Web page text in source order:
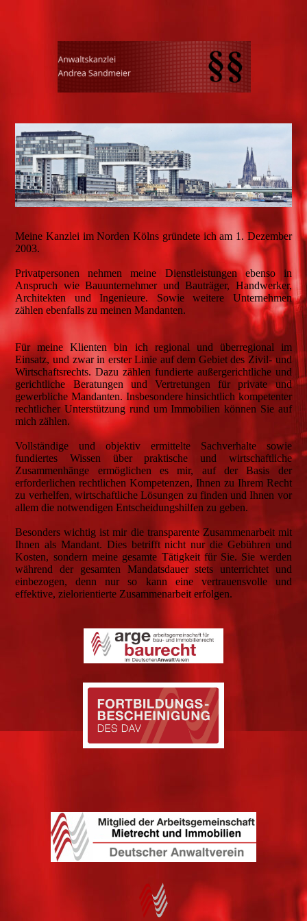
Meine Kanzlei im Norden Kölns gründete ich am 1. Dezember
2003.
Privatpersonen nehmen meine Dienstleistungen ebenso in
Anspruch wie Bauunternehmer und Bauträger, Handwerker,
Architekten und Ingenieure. Sowie weitere Unternehmen
zählen ebenfalls zu meinen Mandanten.
Für meine Klienten bin ich regional und überregional im
Einsatz, und zwar in erster Linie auf dem Gebiet des Zivil- und
Wirtschaftsrechts. Dazu zählen fundierte außergerichtliche und
gerichtliche Beratungen und Vertretungen für private und
gewerbliche Mandanten. Insbesondere hinsichtlich kompetenter
rechtlicher Unterstützung rund um Immobilien können Sie auf
mich zählen.
Vollständige und objektiv ermittelte Sachverhalte sowie
fundiertes Wissen über praktische und wirtschaftliche
Zusammenhänge ermöglichen es mir, auf der Basis der
erforderlichen rechtlichen Kompetenzen, Ihnen zu Ihrem Recht
zu verhelfen, wirtschaftliche Lösungen zu finden und Ihnen vor
allem die notwendigen Entscheidungshilfen zu geben.
Besonders wichtig ist mir die transparente Zusammenarbeit mit
Ihnen als Mandant. Dies betrifft nicht nur die Gebühren und
Kosten, sondern meine gesamte Tätigkeit für Sie. Sie werden
während der gesamten Mandatsdauer stets unterrichtet und
einbezogen, denn nur so kann eine vertrauensvolle und
effektive, zielorientierte Zusammenarbeit erfolgen.